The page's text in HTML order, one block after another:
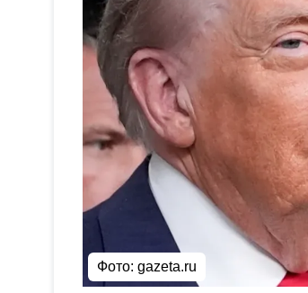
Фото: gazeta.ru